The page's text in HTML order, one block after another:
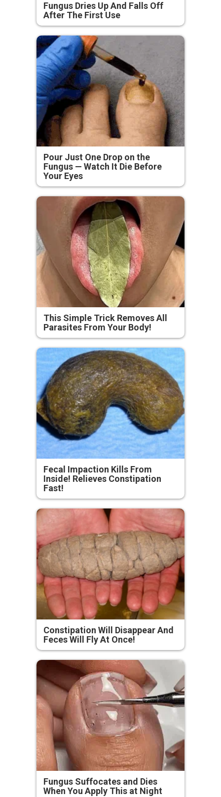
Fungus Dries Up And Falls Off
After The First Use
Pour Just One Drop on the
Fungus — Watch It Die Before
Your Eyes
This Simple Trick Removes All
Parasites From Your Body!
Fecal Impaction Kills From
Inside! Relieves Constipation
Fast!
Constipation Will Disappear And
Feces Will Fly At Once!
Fungus Suffocates and Dies
When You Apply This at Night